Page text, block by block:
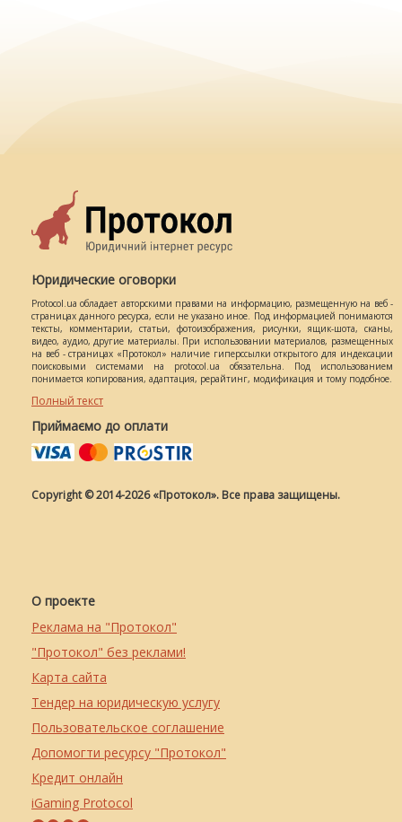
Юридические оговорки
Protocol.ua обладает авторскими правами на информацию, размещенную на веб -
страницах данного ресурса, если не указано иное. Под информацией понимаются
тексты, комментарии, статьи, фотоизображения, рисунки, ящик-шота, сканы,
видео, аудио, другие материалы. При использовании материалов, размещенных
на веб - страницах «Протокол» наличие гиперссылки открытого для индексации
поисковыми системами на protocol.ua обязательна. Под использованием
понимается копирования, адаптация, рерайтинг, модификация и тому подобное.
Полный текст
Приймаємо до оплати
Copyright © 2014-2026 «Протокол». Все права защищены.
О проекте
Реклама на "Протокол"
"Протокол" без реклами!
Карта сайта
Тендер на юридическую услугу
Пользовательское соглашение
Допомогти ресурсу "Протокол"
Кредит онлайн
iGaming Protocol